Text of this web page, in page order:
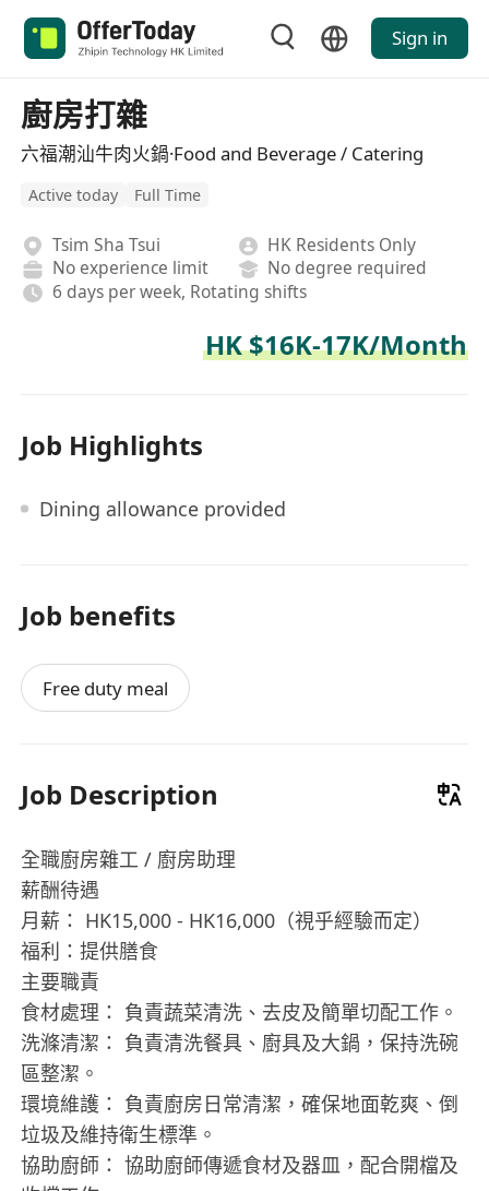
Sign in
廚房打雜
六福潮汕牛肉火鍋·Food and Beverage / Catering
Active today Full Time
Tsim Sha Tsui
HK Residents Only
No experience limit
No degree required
6 days per week, Rotating shifts
HK $16K-17K/Month
Job Highlights
Dining allowance provided
Job benefits
Free duty meal
Job Description
全職廚房雜工 / 廚房助理
​薪酬待遇
​月薪： HK15,000 - HK16,000（視乎經驗而定）
​福利：提供膳食
主要職責
​食材處理： 負責蔬菜清洗、去皮及簡單切配工作。
​洗滌清潔： 負責清洗餐具、廚具及大鍋，保持洗碗
區整潔。
​環境維護： 負責廚房日常清潔，確保地面乾爽、倒
垃圾及維持衛生標準。
​協助廚師： 協助廚師傳遞食材及器皿，配合開檔及